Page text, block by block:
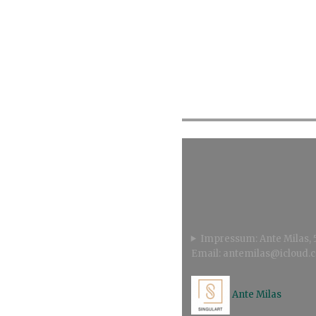
Impressum: Ante Milas,
Email:
Ante Milas